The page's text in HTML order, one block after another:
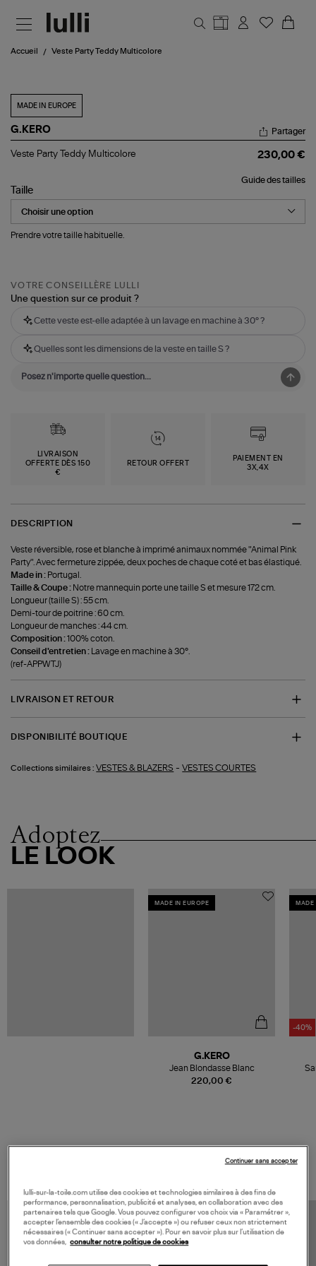
Accueil Veste Party Teddy Multicolore
MADE IN EUROPE
G.KERO
Veste
Multicolore
Partager
Veste Party Teddy Multicolore 230,00 €
Guide des tailles
Taille
Prendre votre taille habituelle.
VOTRE CONSEILLÈRE LULLI
Une question sur ce produit ?
Cette veste est-elle adaptée à un lavage en machine à 30° ?
Quelles sont les dimensions de la veste en taille S ?
LIVRAISON
OFFERTE DÈS 150
€
RETOUR OFFERT
PAIEMENT EN
3X,4X
DESCRIPTION
Veste réversible, rose et blanche à imprimé animaux nommée "Animal Pink
Party". Avec fermeture zippée, deux poches de chaque coté et bas élastiqué.
Made in : Portugal.
Taille & Coupe : Notre mannequin porte une taille S et mesure 172 cm.
Longueur (taille S) : 55 cm.
Demi-tour de poitrine : 60 cm.
Longueur de manches : 44 cm.
Composition :100% coton.
Conseil d'entretien :
Lavage en machine à 30°.
(ref-APPWTJ)
LIVRAISON ET RETOUR
DISPONIBILITÉ BOUTIQUE
Collections similaires : VESTES & BLAZERS -VESTES COURTES
Adoptez
LE LOOK
MADE IN EUROPE
220,00 €
G.KERO
Jean Blondasse Blanc
MADE
-40%
lulli-sur-la-toile.com utilise des cookies et technologies similaires à des fins de
performance, personnalisation, publicité et analyses, en collaboration avec des
partenaires tels que Google. Vous pouvez configurer vos choix via « Paramétrer »,
accepter l’ensemble des cookies (« J’accepte ») ou refuser ceux non strictement
nécessaires (« Continuer sans accepter »). Pour en savoir plus sur l’utilisation de
vos données, consulter notre politique de cookies
Continuer sans accepter